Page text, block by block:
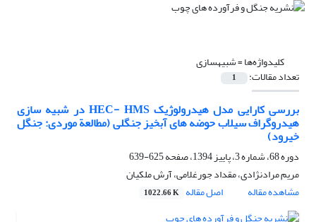
کلیدواژه‌ها =شبیه‏سازی
تعداد مقالات: 1
بررسی کارایی مدل هیدرولوژیک HEC- HMS در شبیه‏ سازی
هیدروگراف سیلاب حوضه‏ های آبخیز جنگلی (مطالعة موردی: جنگل
خیرود)
دوره 68، شماره 3، پاییز 1394، صفحه
625-639
مریم مرادنژادی، مقداد جورغلامی، آرش ملکیان
مشاهده مقاله
اصل مقاله 1022.66 K